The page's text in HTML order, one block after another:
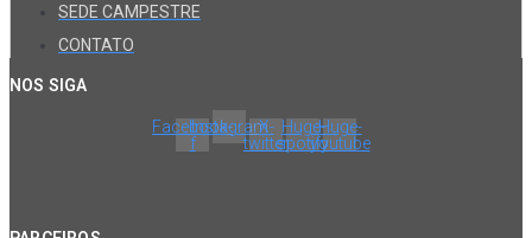
SEDE CAMPESTRE
CONTATO
NOS SIGA
Facebook-
f
InstagramX-
twitter
Huge-
spotify
Huge-
youtube